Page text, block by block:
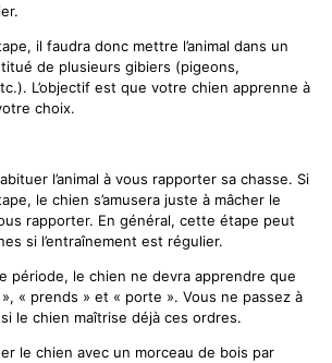
il faudra donc mettre l’animal dans un
de plusieurs gibiers (pigeons,
L’objectif est que votre chien apprenne à
choix.
l’animal à vous rapporter sa chasse. Si
le chien s’amusera juste à mâcher le
rapporter. En général, cette étape peut
si l’entraînement est régulier.
période, le chien ne devra apprendre que
« prends » et « porte ». Vous ne passez à
le chien maîtrise déjà ces ordres.
le chien avec un morceau de bois par